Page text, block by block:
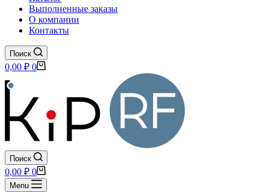
Выполненные заказы
О компании
Контакты
Поиск
Корзина
0,00 ₽ 0
Поиск
Корзина
0,00 ₽ 0
Menu